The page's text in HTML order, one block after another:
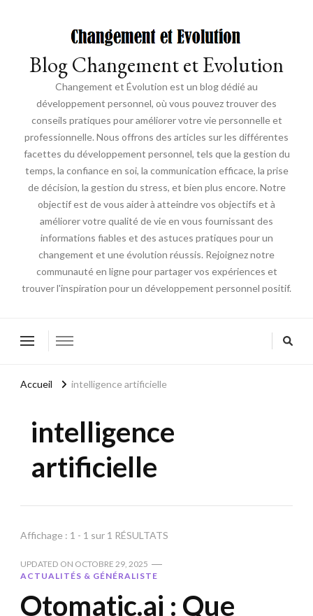
Blog Changement et Evolution
Changement et Évolution est un blog dédié au
développement personnel, où vous pouvez trouver des
conseils pratiques pour améliorer votre vie personnelle et
professionnelle. Nous offrons des articles sur les différentes
facettes du développement personnel, tels que la gestion du
temps, la confiance en soi, la communication efficace, la prise
de décision, la gestion du stress, et bien plus encore. Notre
objectif est de vous aider à atteindre vos objectifs et à
améliorer votre qualité de vie en vous fournissant des
informations fiables et des astuces pratiques pour un
changement et une évolution réussis. Rejoignez notre
communauté en ligne pour partager vos expériences et
trouver l'inspiration pour un développement personnel positif.
Accueil intelligence artificielle
intelligence
artificielle
Affichage : 1 - 1 sur 1 RÉSULTATS
UPDATED ON OCTOBRE 29, 2025
ACTUALITÉS & GÉNÉRALISTE
Otomatic.ai : Que